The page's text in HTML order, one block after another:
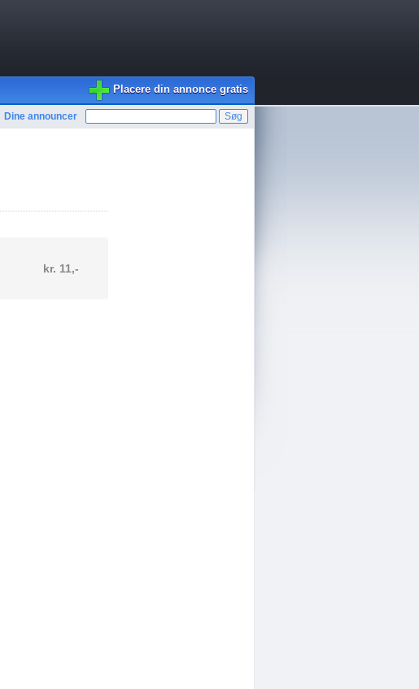
Placere din annonce gratis
Dine announcer
kr. 11,-